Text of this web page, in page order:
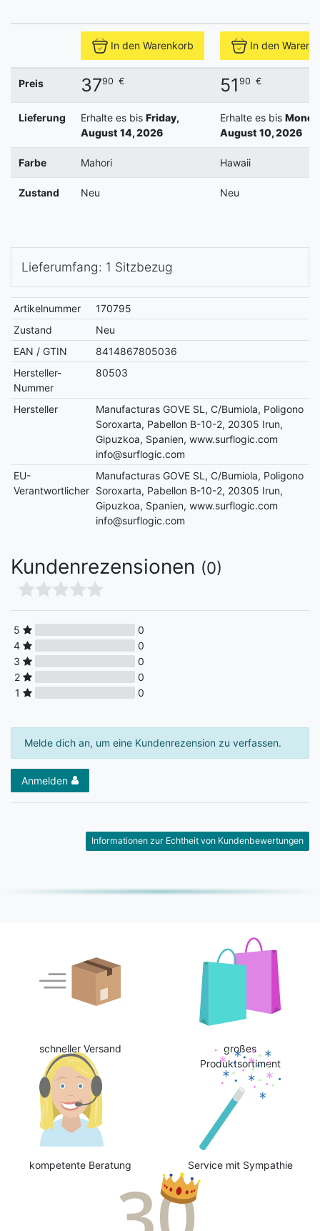
In den Warenkorb In den
Preis 3790 € 51 90 €
Lieferung Erhalte es bis Friday,
August 14, 2026
Erhalte es bis
August 10, 2026
Farbe Mahori Hawaii
Zustand Neu Neu
Lieferumfang: 1 Sitzbezug
Artikelnummer
170795
Zustand
Neu
EAN / GTIN
8414867805036
Hersteller-
Nummer
80503
Hersteller
Manufacturas GOVE SL, C/Bumiola, Poligono
Soroxarta, Pabellon B-10-2, 20305 Irun,
Gipuzkoa, Spanien, www.surflogic.com
info@surflogic.com
EU-
Verantwortlicher
Manufacturas GOVE SL, C/Bumiola, Poligono
Soroxarta, Pabellon B-10-2, 20305 Irun,
Gipuzkoa, Spanien, www.surflogic.com
info@surflogic.com
Kundenrezensionen (0)
5
0
4
0
3
0
2
0
1
0
Melde dich an, um eine Kundenrezension zu verfassen.
Anmelden
Informationen zur Echtheit von Kundenbewertungen
schneller Versand
großes
Produktsortiment
kompetente Beratung Service mit Sympathie